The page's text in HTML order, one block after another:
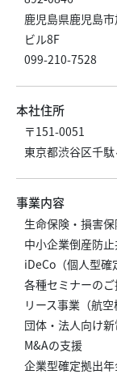
鹿児島県鹿児島
ビル8F
099-210-7528
本社住所
〒151-0051
東京都渋谷区千
事業内容
生命保険・損害
中小企業倒産防
iDeCo（個人型
各種セミナーの
リース事業（航
団体・法人向け
M&Aの支援
企業型確定拠出